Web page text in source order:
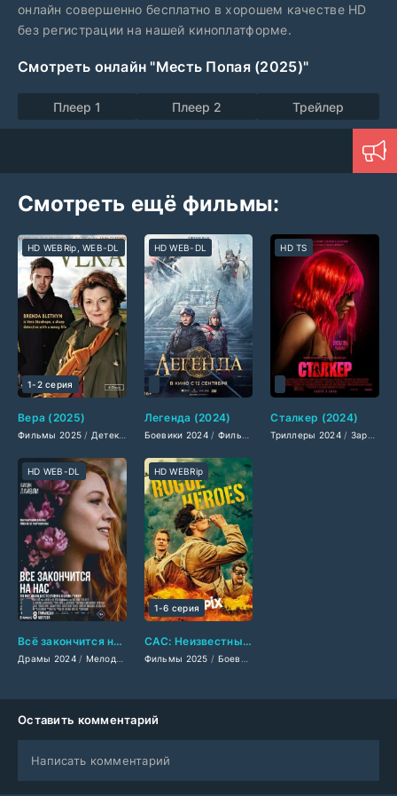
онлайн совершенно бесплатно в хорошем качестве HD
без регистрации на нашей киноплатформе.
Смотреть онлайн "Месть Попая (2025)"
Плеер 1 Плеер 2 Трейлер
Смотреть ещё фильмы:
Вера (2025)
Фильмы 2025 / Детективы 2025 /Драмы 2025/ Фильмы-криминал 2025/
HD WEBRip, WEB-DL
1-2 серия
Легенда (2024)
Боевики 2024 / Фильмы-приключения 2024 /
HD WEB-DL
Сталкер (2024)
Триллеры 2024/ Зарубежные фильмы 2024
HD TS
Всё закончится на нас (2024)
Драмы 2024/ Мелодрамы 2024 /Зарубежные фильмы 2024
HD WEB-DL
САС: Неизвестные герои (2025)
Фильмы 2025 / Боевики 2025
HD WEBRip
1-6 серия
Оставить комментарий
Написать комментарий